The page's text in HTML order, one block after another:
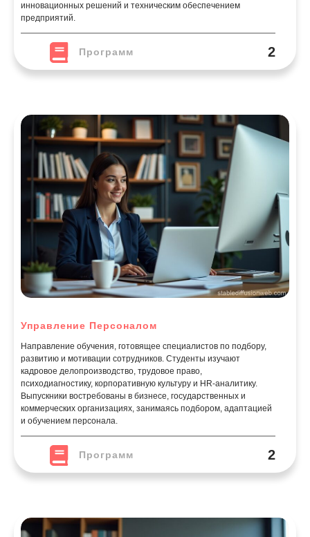
инновационных решений и техническим обеспечением
предприятий.
Программ 2
Управление Персоналом
Направление обучения, готовящее специалистов по подбору,
развитию и мотивации сотрудников. Студенты изучают
кадровое делопроизводство, трудовое право,
психодиагностику, корпоративную культуру и HR-аналитику.
Выпускники востребованы в бизнесе, государственных и
коммерческих организациях, занимаясь подбором, адаптацией
и обучением персонала.
Программ 2